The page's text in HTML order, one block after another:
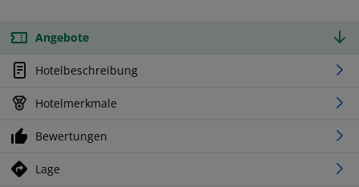
Angebote
Hotelbeschreibung
Hotelmerkmale
Bewertungen
Lage